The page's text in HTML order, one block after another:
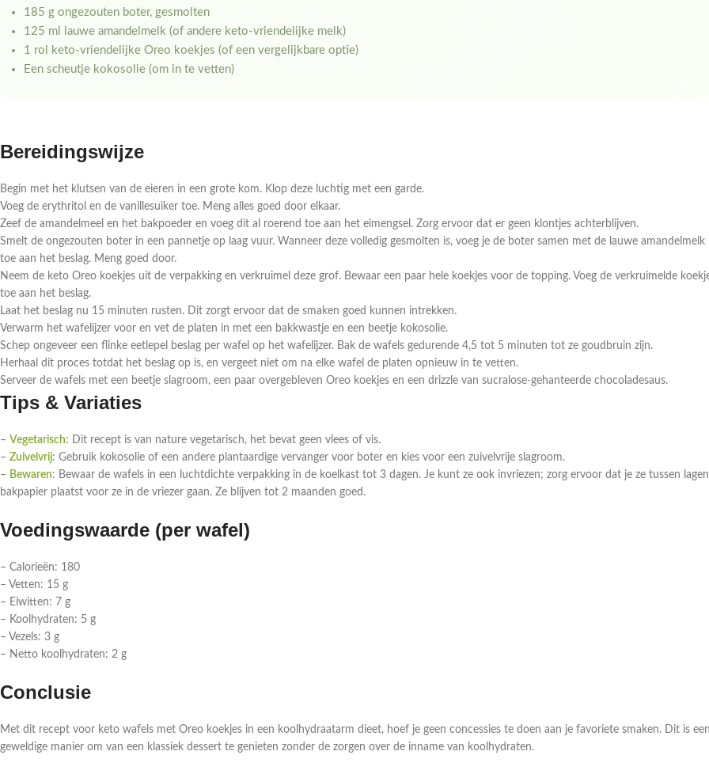
185 g ongezouten boter, gesmolten
125 ml lauwe amandelmelk (of andere keto-vriendelijke melk)
1 rol keto-vriendelijke Oreo koekjes (of een vergelijkbare optie)
Een scheutje kokosolie (om in te vetten)
Bereidingswijze
Begin met het klutsen van de eieren in een grote kom. Klop deze luchtig met een garde.
Voeg de erythritol en de vanillesuiker toe. Meng alles goed door elkaar.
Zeef de amandelmeel en het bakpoeder en voeg dit al roerend toe aan het eimengsel. Zorg ervoor dat er geen klontjes achterblijven.
Smelt de ongezouten boter in een pannetje op laag vuur. Wanneer deze volledig gesmolten is, voeg je de boter samen met de lauwe amandelmelk
toe aan het beslag. Meng goed door.
Neem de keto Oreo koekjes uit de verpakking en verkruimel deze grof. Bewaar een paar hele koekjes voor de topping. Voeg de verkruimelde
toe aan het beslag.
Laat het beslag nu 15 minuten rusten. Dit zorgt ervoor dat de smaken goed kunnen intrekken.
Verwarm het wafelijzer voor en vet de platen in met een bakkwastje en een beetje kokosolie.
Schep ongeveer een flinke eetlepel beslag per wafel op het wafelijzer. Bak de wafels gedurende 4,5 tot 5 minuten tot ze goudbruin zijn.
Herhaal dit proces totdat het beslag op is, en vergeet niet om na elke wafel de platen opnieuw in te vetten.
Serveer de wafels met een beetje slagroom, een paar overgebleven Oreo koekjes en een drizzle van sucralose-gehanteerde chocoladesaus.
Tips & Variaties
– Vegetarisch: Dit recept is van nature vegetarisch, het bevat geen vlees of vis.
– Zuivelvrij: Gebruik kokosolie of een andere plantaardige vervanger voor boter en kies voor een zuivelvrije slagroom.
– Bewaren: Bewaar de wafels in een luchtdichte verpakking in de koelkast tot 3 dagen. Je kunt ze ook invriezen; zorg ervoor dat je ze tussen lagen
bakpapier plaatst voor ze in de vriezer gaan. Ze blijven tot 2 maanden goed.
Voedingswaarde (per wafel)
– Calorieën: 180
– Vetten: 15 g
– Eiwitten: 7 g
– Koolhydraten: 5 g
– Vezels: 3 g
– Netto koolhydraten: 2 g
Conclusie
Met dit recept voor keto wafels met Oreo koekjes in een koolhydraatarm dieet, hoef je geen concessies te doen aan je favoriete smaken. Dit is een
geweldige manier om van een klassiek dessert te genieten zonder de zorgen over de inname van koolhydraten.